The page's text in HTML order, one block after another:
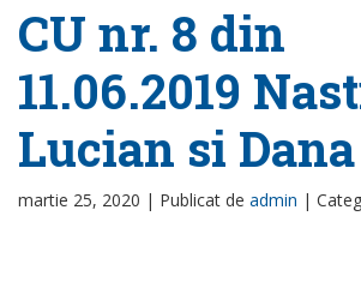
CU nr. 8 din
11.06.2019
Lucian si Dana
martie 25, 2020 | Publicat de admin |